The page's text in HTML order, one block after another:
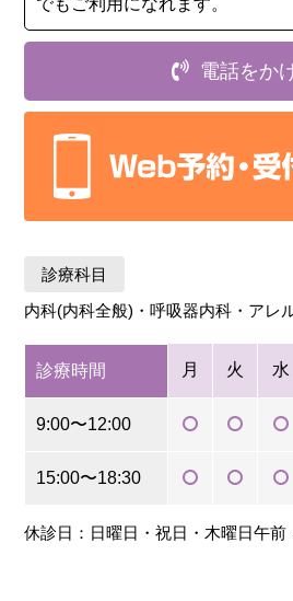
電話をか
診療科目
内科(内科全般)・呼吸器内科・アレ
診療時間 月 火 水
9:00〜12:00
15:00〜18:30
休診日：日曜日・祝日・木曜日午前